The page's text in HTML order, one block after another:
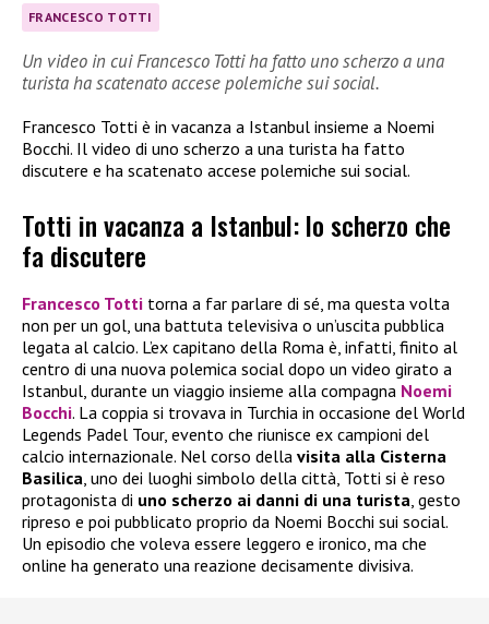
FRANCESCO TOTTI
Un video in cui Francesco Totti ha fatto uno scherzo a una
turista ha scatenato accese polemiche sui social.
Francesco Totti è in vacanza a Istanbul insieme a Noemi
Bocchi. Il video di uno scherzo a una turista ha fatto
discutere e ha scatenato accese polemiche sui social.
Totti in vacanza a Istanbul: lo scherzo che
fa discutere
Francesco Totti torna a far parlare di sé, ma questa volta
non per un gol, una battuta televisiva o un’uscita pubblica
legata al calcio. L’ex capitano della Roma è, infatti, finito al
centro di una nuova polemica social dopo un video girato a
Istanbul, durante un viaggio insieme alla compagna Noemi
Bocchi. La coppia si trovava in Turchia in occasione del World
Legends Padel Tour, evento che riunisce ex campioni del
calcio internazionale. Nel corso della visita alla Cisterna
Basilica, uno dei luoghi simbolo della città, Totti si è reso
protagonista di uno scherzo ai danni di una turista, gesto
ripreso e poi pubblicato proprio da Noemi Bocchi sui social.
Un episodio che voleva essere leggero e ironico, ma che
online ha generato una reazione decisamente divisiva.